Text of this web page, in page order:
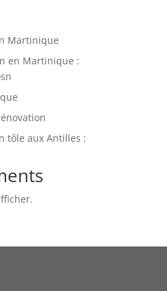
Martinique
en Martinique :
tôle aux Antilles :